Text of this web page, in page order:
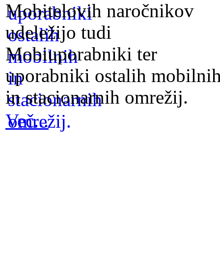
Mobitelovih naročnikov
udeležijo tudi
Mobiuporabniki ter
uporabniki ostalih
in stacionarnih omrežij.
Več...